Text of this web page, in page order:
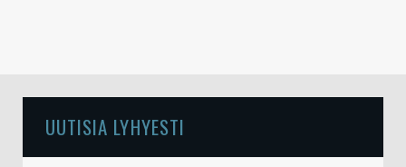
UUTISIA LYHYESTI